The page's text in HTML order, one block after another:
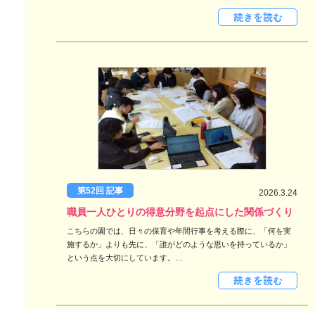
第52回 記事 2026.3.24
職員一人ひとりの得意分野を起点にした関係づくり
こちらの園では、日々の保育や年間行事を考える際に、「何を実
施するか」よりも先に、「誰がどのような思いを持っているか」
という点を大切にしています。…